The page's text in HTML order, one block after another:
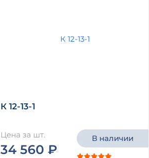
К 12-13-1
Цена за шт.
34 560 ₽
В наличии